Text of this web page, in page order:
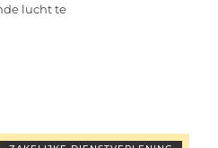
lucht te